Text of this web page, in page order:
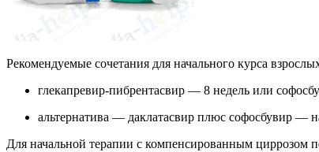
Рекомендуемые сочетания для начального курса
глекапревир-пибрентасвир — 8 недель или
альтернатива — даклатасвир плюс софосбувир —
Для начальной терапии с компенсированным циррозом